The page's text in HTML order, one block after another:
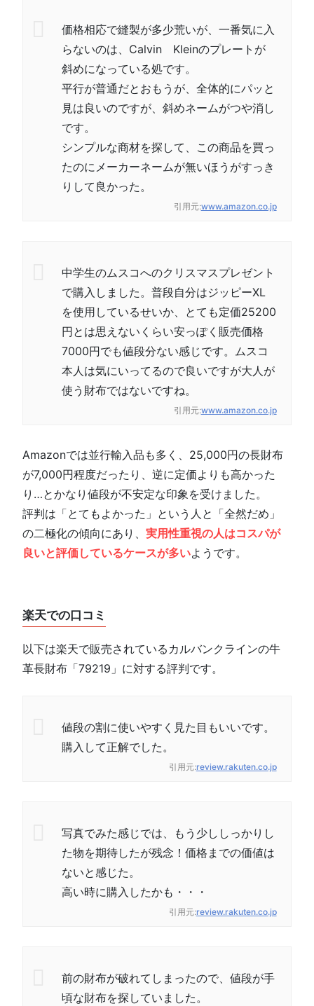
価格相応で縫製が多少荒いが、一番気に入
らないのは、Calvin Kleinのプレートが
斜めになっている処です。
平行が普通だとおもうが、全体的にパッと
見は良いのですが、斜めネームがつや消し
です。
シンプルな商材を探して、この商品を買っ
たのにメーカーネームが無いほうがすっき
りして良かった。
引用元:www.amazon.co.jp
中学生のムスコへのクリスマスプレゼント
で購入しました。普段自分はジッピーXL
を使用しているせいか、とても定価25200
円とは思えないくらい安っぽく販売価格
7000円でも値段分ない感じです。ムスコ
本人は気にいってるので良いですが大人が
使う財布ではないですね。
引用元:www.amazon.co.jp
Amazonでは並行輸入品も多く、25,000円の長財布
が7,000円程度だったり、逆に定価よりも高かった
り…とかなり値段が不安定な印象を受けました。
評判は「とてもよかった」という人と「全然だめ」
の二極化の傾向にあり、実用性重視の人はコスパが
良いと評価しているケースが多いようです。
楽天での口コミ
以下は楽天で販売されているカルバンクラインの牛
革長財布「79219」に対する評判です。
値段の割に使いやすく見た目もいいです。
購入して正解でした。
引用元:review.rakuten.co.jp
写真でみた感じでは、もう少ししっかりし
た物を期待したが残念！価格までの価値は
ないと感じた。
高い時に購入したかも・・・
引用元:review.rakuten.co.jp
前の財布が破れてしまったので、値段が手
頃な財布を探していました。